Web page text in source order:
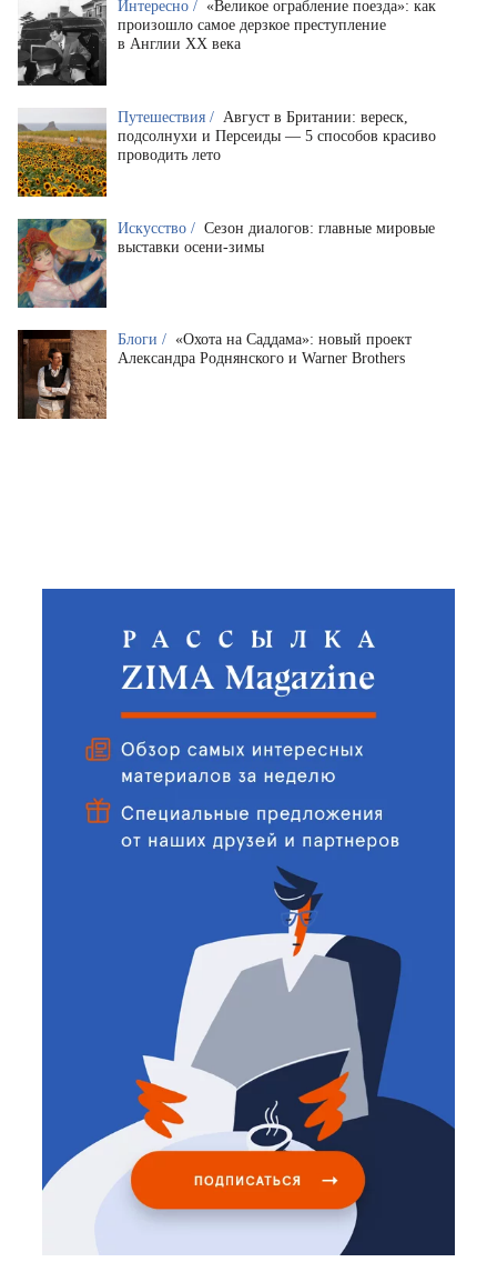
Интересно / «Великое ограбление поезда»: как
произошло самое дерзкое преступление
в Англии XX века
Путешествия / Август в Британии: вереск,
подсолнухи и Персеиды — 5 способов красиво
проводить лето
Искусство / Сезон диалогов: главные мировые
выставки осени-зимы
Блоги / «Охота на Саддама»: новый проект
Александра Роднянского и Warner Brothers